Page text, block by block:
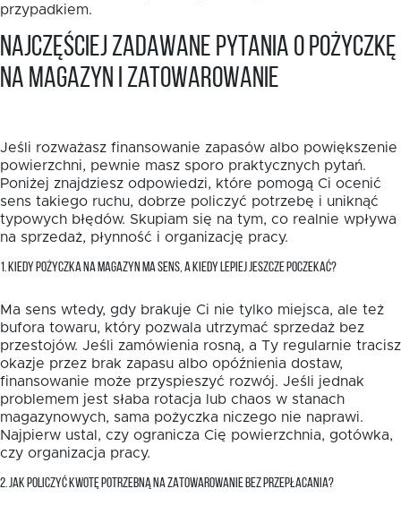
przypadkiem.
Najczęściej zadawane pytania o pożyczkę
na magazyn i zatowarowanie
Jeśli rozważasz finansowanie zapasów albo powiększenie
powierzchni, pewnie masz sporo praktycznych pytań.
Poniżej znajdziesz odpowiedzi, które pomogą Ci ocenić
sens takiego ruchu, dobrze policzyć potrzebę i uniknąć
typowych błędów. Skupiam się na tym, co realnie wpływa
na sprzedaż, płynność i organizację pracy.
1. KIEDY POŻYCZKA NA MAGAZYN MA SENS, A KIEDY LEPIEJ JESZCZE POCZEKAĆ?
Ma sens wtedy, gdy brakuje Ci nie tylko miejsca, ale też
bufora towaru, który pozwala utrzymać sprzedaż bez
przestojów. Jeśli zamówienia rosną, a Ty regularnie tracisz
okazje przez brak zapasu albo opóźnienia dostaw,
finansowanie może przyspieszyć rozwój. Jeśli jednak
problemem jest słaba rotacja lub chaos w stanach
magazynowych, sama pożyczka niczego nie naprawi.
Najpierw ustal, czy ogranicza Cię powierzchnia, gotówka,
czy organizacja pracy.
2. JAK POLICZYĆ KWOTĘ POTRZEBNĄ NA ZATOWAROWANIE BEZ PRZEPŁACANIA?